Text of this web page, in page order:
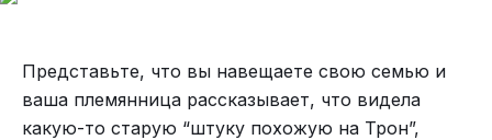
Представьте, что вы навещаете свою семью и
ваша племянница рассказывает, что видела
какую-то старую “штуку похожую на Трон”,